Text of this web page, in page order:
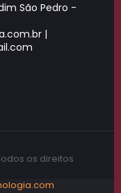
São Pedro -
|
os direitos